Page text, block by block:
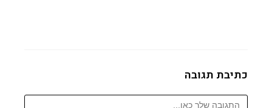
כתיבת תגובה